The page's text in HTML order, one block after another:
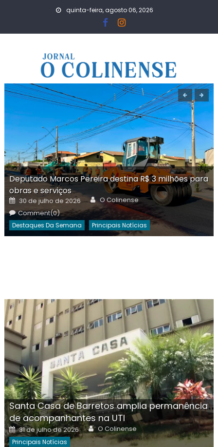
quinta-feira, agosto 06, 2026
Deputado Marcos Pereira destina R$ 3 milhões para
obras e serviços
Posted
on
30 de julho de 2026 Author
O Colinense
Comment(0)
Destaques Da Semana Principais Notícias
Santa Casa de Barretos amplia permanência
de acompanhantes na UTI
Posted
on
31 de julho de 2026 Author
O Colinense
Principais Notícias